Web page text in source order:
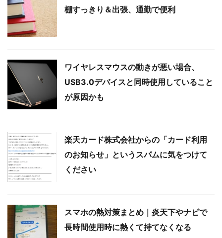
棚すっきり＆出張、通勤で便利
ワイヤレスマウスの動きが悪い場合、
USB3.0デバイスと同時使用していること
が原因かも
楽天カード株式会社からの「カード利用
のお知らせ」というスパムに気をつけて
ください
スマホの熱対策まとめ｜炎天下やナビで
長時間使用時に熱くて持てなくなる